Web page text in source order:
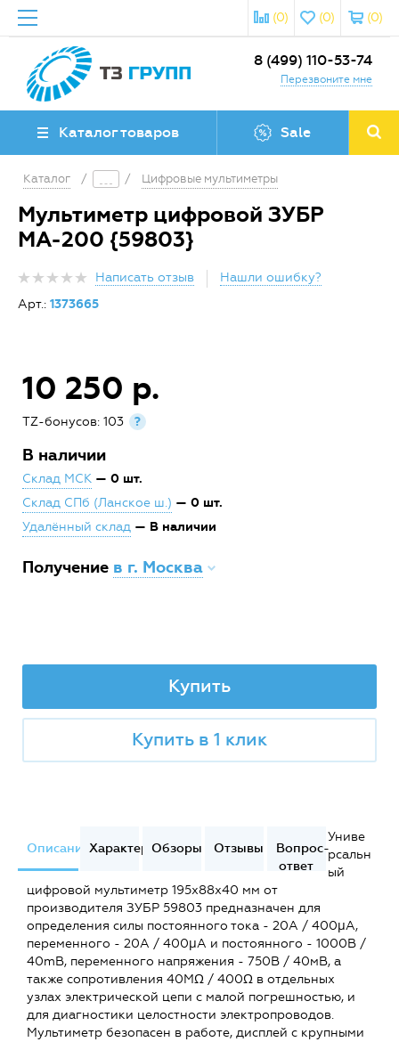
(0)
(0)
(0)
8 (499) 110-53-74
Перезвоните мне
Каталог товаров Sale
Каталог / / Цифровые мультиметры
Мультиметр цифровой ЗУБР
МА-200 {59803}
Написать отзыв
Нашли ошибку?
Арт.: 1373665
10 250 р.
TZ-бонусов: 103 ?
В наличии
Склад МСК — 0 шт.
Склад СПб (Ланское ш.) — 0 шт.
Удалённый склад — В наличии
Получение в г. Москва
Купить
Купить в 1 клик
ОписаниеХарактеристики
Обзоры Отзывы
Вопрос-
ответ
Униве
рсальн
ый
цифровой мультиметр 195х88х40 мм от
производителя ЗУБР 59803 предназначен для
определения силы постоянного тока - 20A / 400μA,
переменного - 20A / 400μA и постоянного - 1000В /
40mВ, переменного напряжения - 750В / 40мВ, а
также сопротивления 40MΩ / 400Ω в отдельных
узлах электрической цепи с малой погрешностью, и
для диагностики целостности электропроводов.
Мультиметр безопасен в работе, дисплей с крупными